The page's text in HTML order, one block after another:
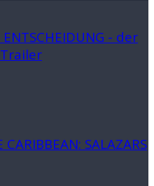
ENTSCHEIDUNG - der
CARIBBEAN: SALAZARS